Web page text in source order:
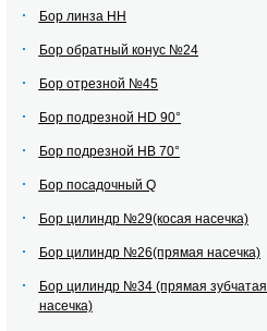
Бор линза НН
Бор обратный конус №24
Бор отрезной №45
Бор подрезной HD 90°
Бор подрезной HВ 70°
Бор посадочный Q
Бор цилиндр №29(косая насечка)
Бор цилиндр №26(прямая насечка)
Бор цилиндр №34 (прямая зубчатая
насечка)